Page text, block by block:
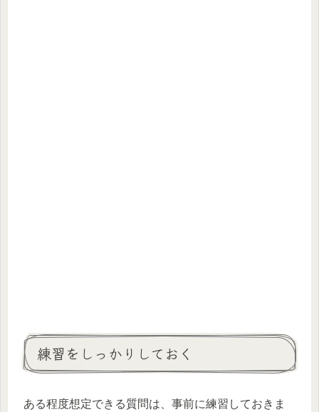
練習をしっかりしておく
ある程度想定できる質問は、事前に練習しておきま